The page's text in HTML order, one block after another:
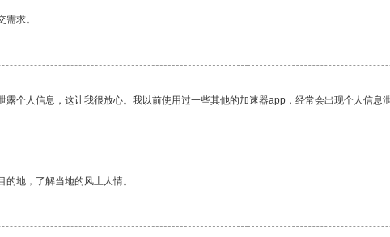
求。
个人信息，这让我很放心。我以前使用过一些其他的加速器app，经常会出现个人信息
地，了解当地的风土人情。